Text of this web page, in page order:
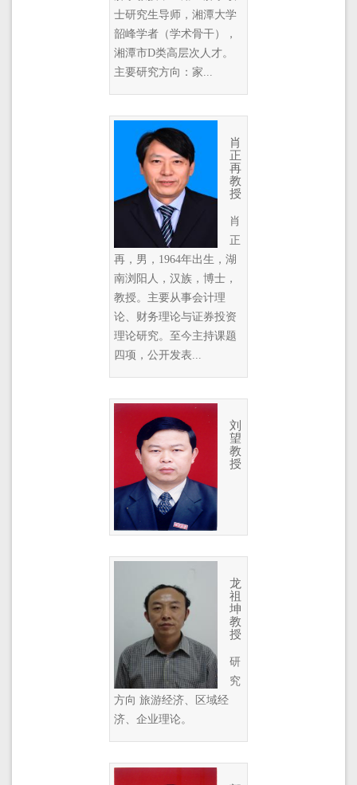
士研究生导师，湘潭大学
韶峰学者（学术骨干），
湘潭市D类高层次人才。
主要研究方向：家...
肖
正
再
教
授
肖
正
再，男，1964年出生，湖
南浏阳人，汉族，博士，
教授。主要从事会计理
论、财务理论与证券投资
理论研究。至今主持课题
四项，公开发表...
刘
望
教
授
龙
祖
坤
教
授
研
究
方向 旅游经济、区域经
济、企业理论。